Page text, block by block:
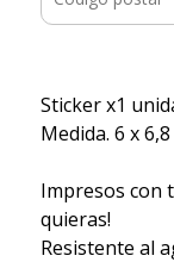
Sticker x1
Medida. 6 x 6,8
Impresos con
quieras!
Resistente al